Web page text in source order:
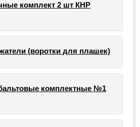
комплект 2 шт КНР
(воротки для плашек)
комплектные №1